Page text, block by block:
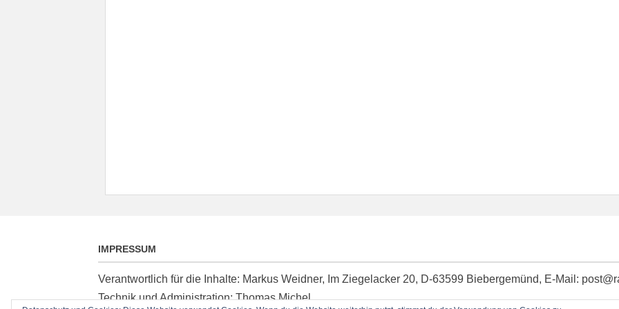
IMPRESSUM
Verantwortlich für die Inhalte: Markus Weidner, Im Ziegelacker 20, D-63599 Biebergemünd, E-Mail:
Technik und Administration: Thomas Michel